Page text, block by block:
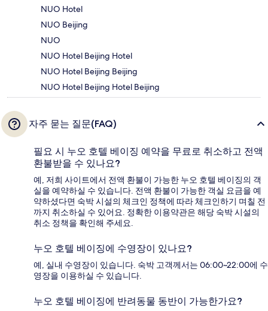
NUO Hotel
NUO Beijing
NUO
NUO Hotel Beijing Hotel
NUO Hotel Beijing Beijing
NUO Hotel Beijing Hotel Beijing
자주 묻는 질문(FAQ)
필요 시 누오 호텔 베이징 예약을 무료로 취소하고 전액
환불받을 수 있나요?
예, 저희 사이트에서 전액 환불이 가능한 누오 호텔 베이징의 객
실을 예약하실 수 있습니다. 전액 환불이 가능한 객실 요금을 예
약하셨다면 숙박 시설의 체크인 정책에 따라 체크인하기 며칠 전
까지 취소하실 수 있어요. 정확한 이용약관은 해당 숙박 시설의
취소 정책을 확인해 주세요.
누오 호텔 베이징에 수영장이 있나요?
예, 실내 수영장이 있습니다. 숙박 고객께서는 06:00~22:00에 수
영장을 이용하실 수 있습니다.
누오 호텔 베이징에 반려동물 동반이 가능한가요?